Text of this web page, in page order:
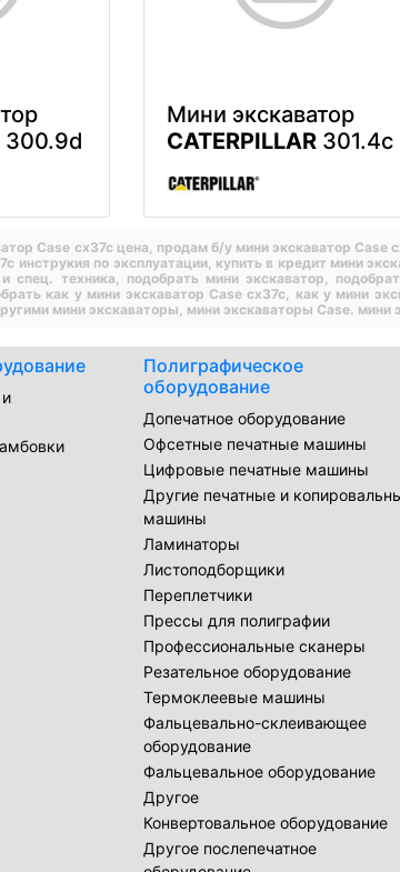
300.9d
Мини экскаватор
CATERPILLAR 301.4c
Case cx37c цена, продам б/у мини экскаватор Case
инструкия по эксплуатации, купить в кредит мини
спец. техника, подобрать мини экскаватор,
как у мини экскаватор Case cx37c, как у мини
мини экскаваторы, мини экскаваторы Case. мини
Полиграфическое
оборудование
Допечатное оборудование
Офсетные печатные машины
Цифровые печатные машины
Другие печатные и
машины
Ламинаторы
Листоподборщики
Переплетчики
Прессы для полиграфии
Профессиональные сканеры
Резательное оборудование
Термоклеевые машины
Фальцевально-склеивающее
оборудование
Фальцевальное оборудование
Другое
Конвертовальное оборудование
Другое послепечатное